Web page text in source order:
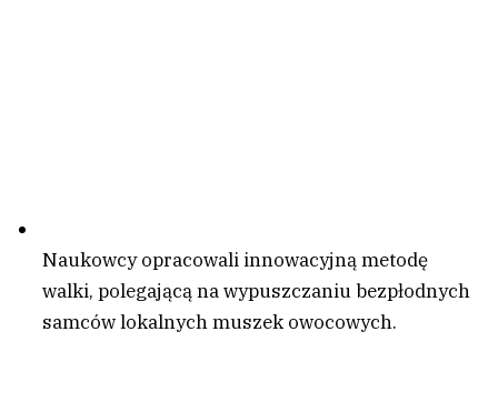
Naukowcy opracowali innowacyjną metodę
walki, polegającą na wypuszczaniu bezpłodnych
samców lokalnych muszek owocowych.